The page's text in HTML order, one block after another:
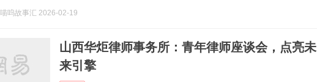
喵呜故事汇 2026-02-19
山西华炬律师事务所：青年律师座谈会，点亮未
来引擎